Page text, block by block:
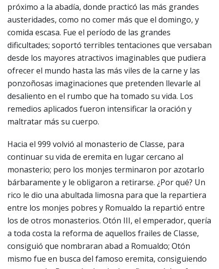
próximo a la abadía, donde practicó las más grandes
austeridades, como no comer más que el domingo, y
comida escasa. Fue el período de las grandes
dificultades; soportó terribles tentaciones que versaban
desde los mayores atractivos imaginables que pudiera
ofrecer el mundo hasta las más viles de la carne y las
ponzoñosas imaginaciones que pretenden llevarle al
desaliento en el rumbo que ha tomado su vida. Los
remedios aplicados fueron intensificar la oración y
maltratar más su cuerpo.
Hacia el 999 volvió al monasterio de Classe, para
continuar su vida de eremita en lugar cercano al
monasterio; pero los monjes terminaron por azotarlo
bárbaramente y le obligaron a retirarse. ¿Por qué? Un
rico le dio una abultada limosna para que la repartiera
entre los monjes pobres y Romualdo la repartió entre
los de otros monasterios. Otón III, el emperador, quería
a toda costa la reforma de aquellos frailes de Classe,
consiguió que nombraran abad a Romualdo; Otón
mismo fue en busca del famoso eremita, consiguiendo